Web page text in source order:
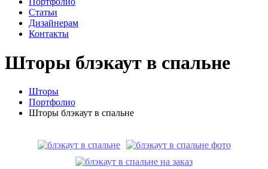
Статьи
Дизайнерам
Контакты
Шторы блэкаут в спальне
Шторы
Портфолио
Шторы блэкаут в спальне